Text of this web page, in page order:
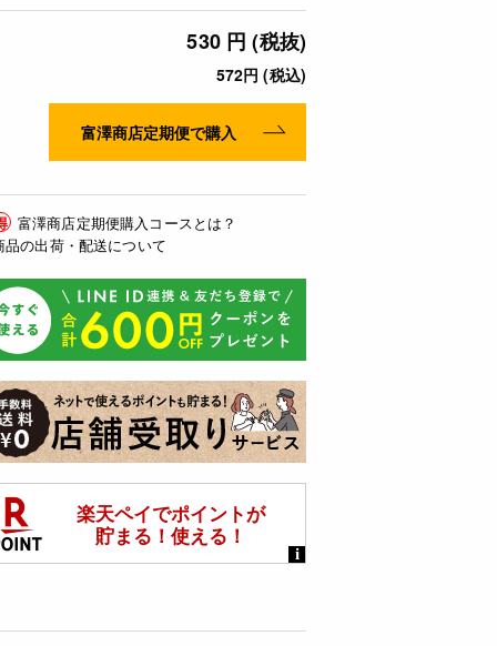
530 円 (税抜)
572円 (税込)
富澤商店定期便で購入
富澤商店定期便購入コースとは？
品の出荷・配送について